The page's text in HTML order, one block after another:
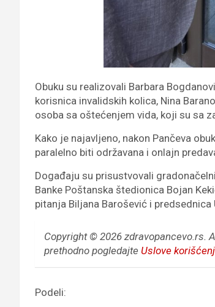
Obuku su realizovali Barbara
korisnica invalidskih kolica, Nina
osoba sa oštećenjem vida, koji su sa
Kako je najavljeno, nakon Pančeva
paralelno biti održavana i onlajn
Događaju su prisustvovali
Banke Poštanska štedionica Bojan
pitanja Biljana Barošević i
Copyright © 2026 zdravopancevo.rs.
prethodno pogledajte Uslove
Podeli: